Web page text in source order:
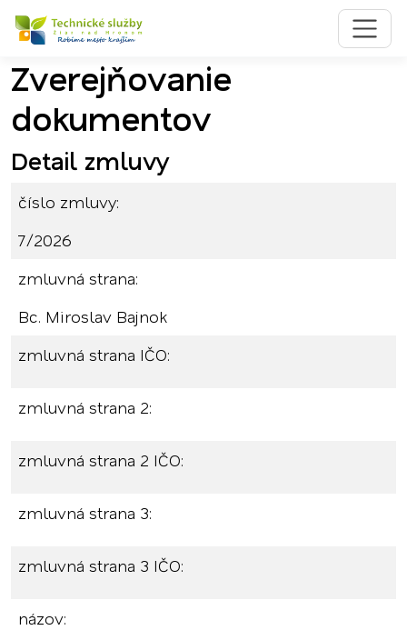
Preskočiť na obsah
Preskočiť na hlavné menu
Zverejňovanie
dokumentov
Detail zmluvy
číslo zmluvy:
7/2026
zmluvná strana:
Bc. Miroslav Bajnok
zmluvná strana IČO:
zmluvná strana 2:
zmluvná strana 2 IČO:
zmluvná strana 3:
zmluvná strana 3 IČO:
názov: